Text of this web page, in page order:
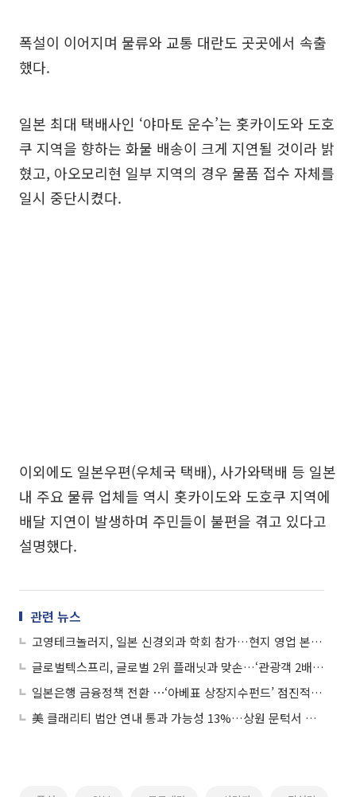
폭설이 이어지며 물류와 교통 대란도 곳곳에서 속출
했다.
일본 최대 택배사인 ‘야마토 운수’는 홋카이도와 도호
쿠 지역을 향하는 화물 배송이 크게 지연될 것이라 밝
혔고, 아오모리현 일부 지역의 경우 물품 접수 자체를
일시 중단시켰다.
이외에도 일본우편(우체국 택배), 사가와택배 등 일본
내 주요 물류 업체들 역시 홋카이도와 도호쿠 지역에
배달 지연이 발생하며 주민들이 불편을 겪고 있다고
설명했다.
관련 뉴스
고영테크놀러지, 일본 신경외과 학회 참가…현지 영업 본격 확대
글로벌텍스프리, 글로벌 2위 플래닛과 맞손…‘관광객 2배’ 일본시장 공략
일본은행 금융정책 전환 ⋯‘아베표 상장지수펀드’ 점진적 매각 착수
美 클래리티 법안 연내 통과 가능성 13%…상원 문턱서 제동